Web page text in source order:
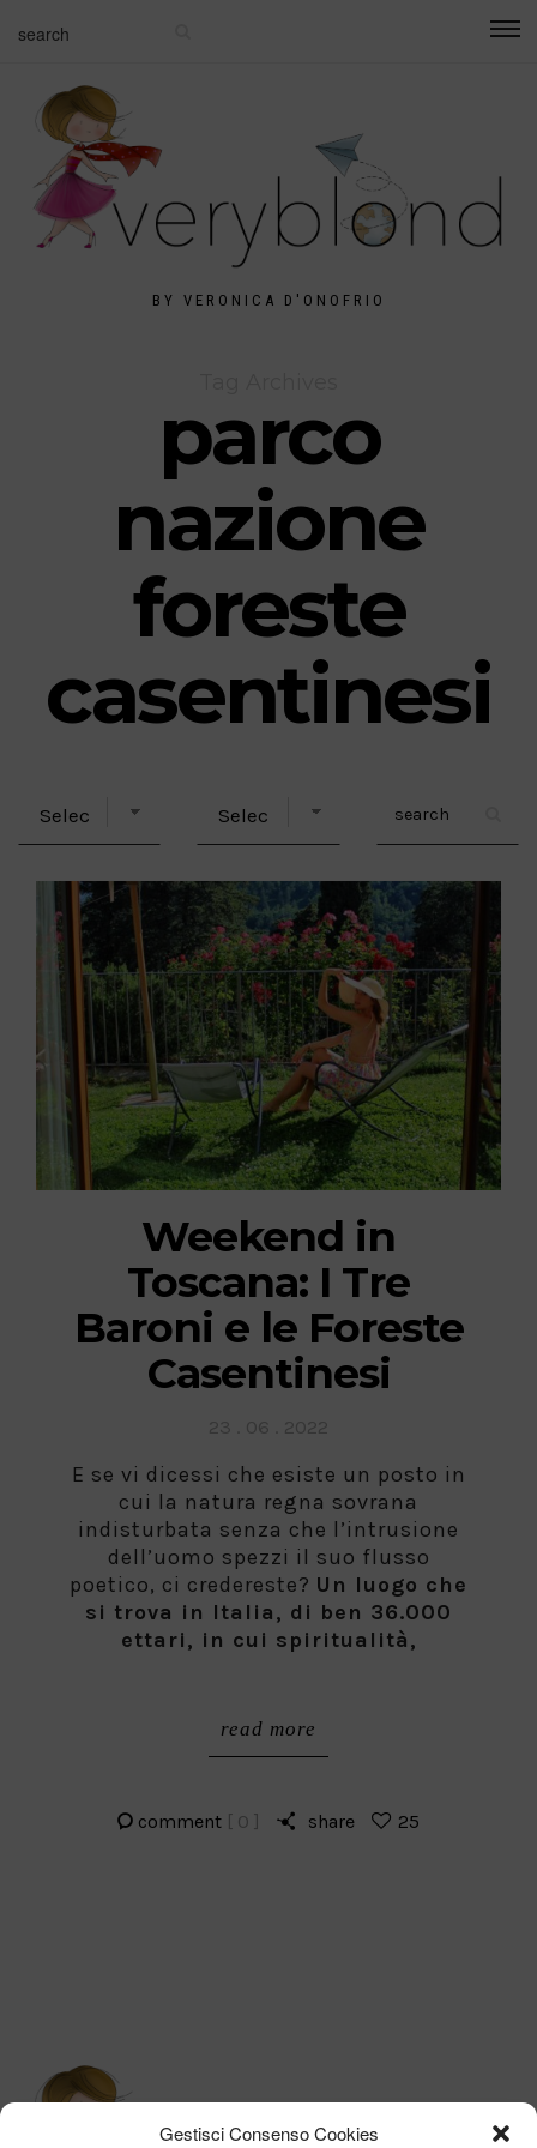
Gestisci Consenso Cookies
BY VERONICA D'ONOFRIO
parco
nazione
foreste
casentinesi
Weekend in
Toscana: I Tre
Baroni e le Foreste
Casentinesi
E se vi dicessi che esiste un posto in
cui la natura regna sovrana
indisturbata senza che l’intrusione
dell’uomo spezzi il suo flusso
poetico, ci credereste? Un luogo che
si trova in Italia, di ben 36.000
ettari, in cui spiritualità,
read more
comment [ 0 ] share 25